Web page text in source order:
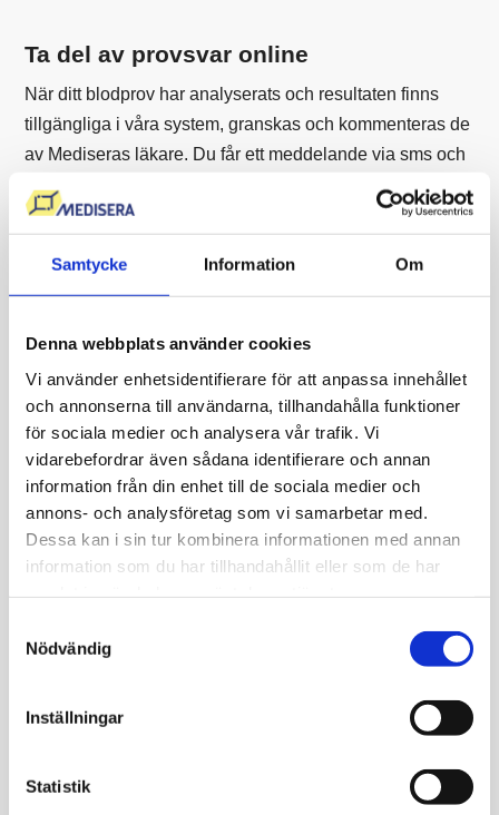
Samtycke Information Om
Denna webbplats använder cookies
Vi använder enhetsidentifierare för att anpassa innehållet
och annonserna till användarna, tillhandahålla funktioner
för sociala medier och analysera vår trafik. Vi
vidarebefordrar även sådana identifierare och annan
information från din enhet till de sociala medier och
annons- och analysföretag som vi samarbetar med.
Dessa kan i sin tur kombinera informationen med annan
information som du har tillhandahållit eller som de har
Nödvändig
Inställningar
Statistik
Ta del av provsvar online
När ditt blodprov har analyserats och resultaten finns
tillgängliga i våra system, granskas och kommenteras de
av Mediseras läkare. Du får ett meddelande via sms och
e-post när dina resultat är klara, och du kan logga in på
"Min journal" med ditt BankID för att se resultaten.
Vanliga frågor
Vad ingår i provtagningen i
Simrishamn?
Laboratorieanalysen ingår alltid, liksom tillgång till det
läkarkommenterade provsvaret online i ”Min Journal”
samt en analys som konstaterar normala eller avvikande
blodvärden jämfört med referensvärden. Ett
telefonsamtal från ansvarig läkare vid gravt avvikande
provsvar ingår också.
Måste jag vara folkbokförd i
Nej, du behöver inte vara skriven i Simrishamn för att
att du inte behöver lista dig hos någon av våra kliniker.